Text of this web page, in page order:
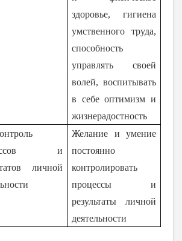
здоровье, гигиена
умственного труда,
способность
управлять своей
волей, воспитывать
в себе оптимизм и
жизнерадостность
и
личной
Желание и умение
постоянно
контролировать
процессы и
результаты личной
деятельности